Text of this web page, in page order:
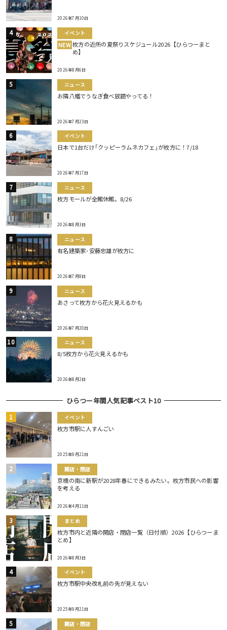
2026年7月10日
イベント
NEW 枚方の近所の夏祭りスケジュール2026【ひらつーまと
め】
2026年8月6日
ニュース
お隣八幡でうなぎ食べ放題やってる！
2026年7月23日
イベント
日本で1台だけ｢クッピーラムネカフェ｣が枚方に！7/18
2026年7月17日
ニュース
枚方モールが全館休館。8/26
2026年8月3日
ニュース
有名建築家･安藤忠雄が枚方に
2026年7月8日
ニュース
あさって枚方から花火見えるかも
2026年7月20日
ニュース
8/5枚方から花火見えるかも
2026年8月2日
ひらつー年間人気記事ベスト10
イベント
枚方市駅に人すんごい
2025年9月21日
開店・閉店
京橋の南に新駅が2028年春にできるみたい。枚方市民への影響
を考える
2026年4月11日
まとめ
枚方市内と近隣の開店・閉店一覧（日付順）2026【ひらつーま
とめ】
2026年8月3日
イベント
枚方市駅中央改札前の先が見えない
2025年9月21日
開店・閉店